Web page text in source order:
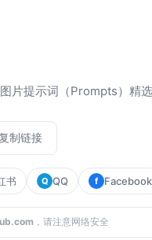
片提示词（Prompts）精选
制链接
书 Q QQ f Facebook
，请注意网络安全